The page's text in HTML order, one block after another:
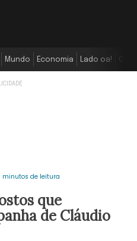
Mundo Economia Lado oa!
minutos de leitura
que
de Cláudio